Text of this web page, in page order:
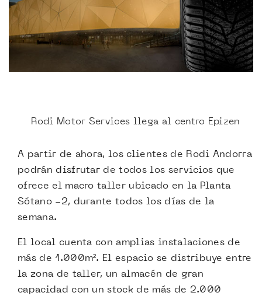
Rodi Motor Services llega al centro Epizen
A partir de ahora, los clientes de Rodi Andorra
podrán disfrutar de todos los servicios que
ofrece el macro taller ubicado en la Planta
Sótano -2, durante todos los días de la
semana.
El local cuenta con amplias instalaciones de
más de 1.000m². El espacio se distribuye entre
la zona de taller, un almacén de gran
capacidad con un stock de más de 2.000